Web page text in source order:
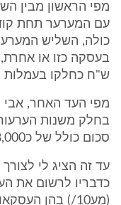
מפי הראשון מבין
כולה, השליש
ש"ח כחלקו בעמלות (עמ' 17
מפי העד האחר,
סכום כולל של כ18,000- ש"ח, חלקו בעמלות.
עד זה הציג לי
כדבריו לרשום את